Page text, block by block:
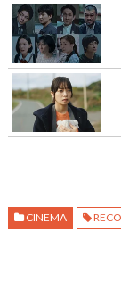
CINEMA